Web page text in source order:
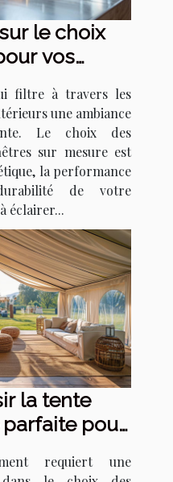
le choix
vos
filtre à travers les
une ambiance
Le choix des
sur mesure est
la performance
de votre
éclairer...
la tente
pour
requiert une